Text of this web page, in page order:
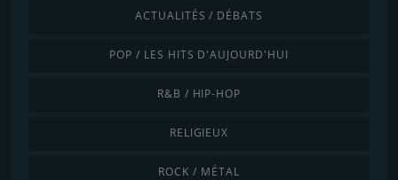
ACTUALITÉS / DÉBATS
POP / LES HITS D'AUJOURD'HUI
R&B / HIP-HOP
RELIGIEUX
ROCK / MÉTAL